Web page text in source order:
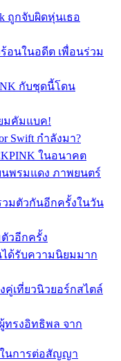
ถูกจับผิดหุ่นเธอ
ร้อนในอดีต เพื่อนร่วม
กับชุดนี้โดน
มคัมแบค!
Swift กำลังมา?
ในอนาคต
นพรมแดง ภาพยนตร์
วมตัวกันอีกครั้งในวัน
วอีกครั้ง
ได้รับความนิยมมาก
คู่เที่ยวนิวยอร์กสไตล์
ทรงอิทธิพล จาก
ในการต่อสัญญา